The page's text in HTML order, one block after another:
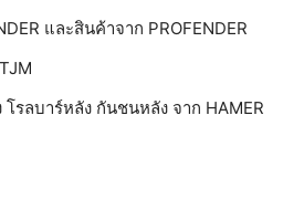
และสินค้าจาก PROFENDER
รลบาร์หลัง กันชนหลัง จาก HAMER